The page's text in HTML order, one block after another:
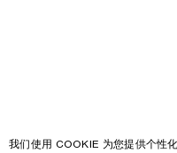
我们使用 COOKIE 为您提供个性